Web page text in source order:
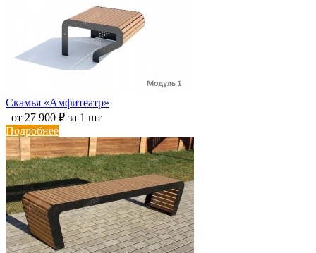
Скамья «Амфитеатр»
от 27 900 ₽ за 1 шт
Подробнее